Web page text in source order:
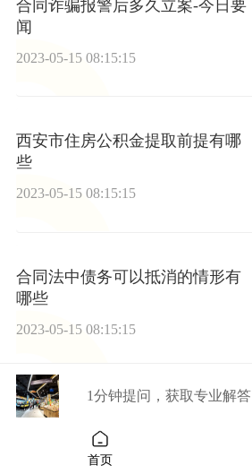
合同诈骗报警后多久立案-今日要
闻
2023-05-15 08:15:15
西安市住房公积金提取前提有哪
些
2023-05-15 08:15:15
合同法中债务可以抵消的情形有
哪些
2023-05-15 08:15:15
涉外商品买卖合同怎么写|天天快
2023-05-15 08:15:15
1分钟提问，获取专业解答
首页